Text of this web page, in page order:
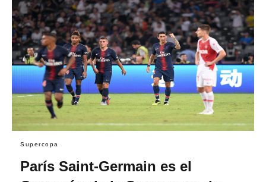
Supercopa
París Saint-Germain es el